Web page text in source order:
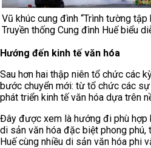
Vũ khúc cung đình “Trình tường tập
Truyền thống Cung đình Huế biểu
Hướng đến kinh tế văn hóa
Sau hơn hai thập niên tổ chức các
bước chuyển mới: từ tổ chức các
phát triển kinh tế văn hóa dựa trên
Đây được xem là hướng đi phù hợp
di sản văn hóa đặc biệt phong
Huế cùng nhiều di sản văn hóa phi